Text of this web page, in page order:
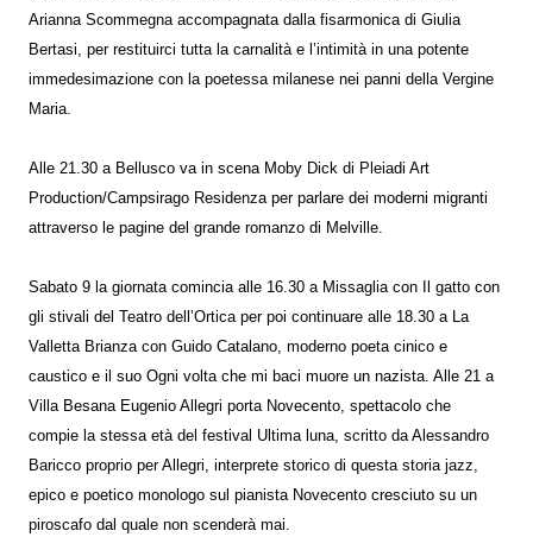
Arianna Scommegna accompagnata dalla fisarmonica di Giulia
Bertasi, per restituirci tutta la carnalità e l’intimità in una potente
immedesimazione con la poetessa milanese nei panni della Vergine
Maria.
Alle 21.30 a Bellusco va in scena Moby Dick di Pleiadi Art
Production/Campsirago Residenza per parlare dei moderni migranti
attraverso le pagine del grande romanzo di Melville.
Sabato 9 la giornata comincia alle 16.30 a Missaglia con Il gatto con
gli stivali del Teatro dell’Ortica per poi continuare alle 18.30 a La
Valletta Brianza con Guido Catalano, moderno poeta cinico e
caustico e il suo Ogni volta che mi baci muore un nazista. Alle 21 a
Villa Besana Eugenio Allegri porta Novecento, spettacolo che
compie la stessa età del festival Ultima luna, scritto da Alessandro
Baricco proprio per Allegri, interprete storico di questa storia jazz,
epico e poetico monologo sul pianista Novecento cresciuto su un
piroscafo dal quale non scenderà mai.